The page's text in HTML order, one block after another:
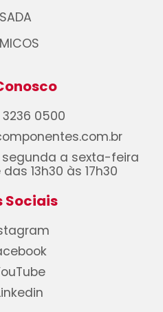
0500
a sexta-feira
13h30 às 17h30
Sociais